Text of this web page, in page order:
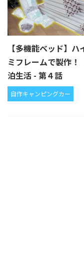
【多機能ベッド】
ミフレームで製作！
泊生活 - 第４話
自作キャンピングカー